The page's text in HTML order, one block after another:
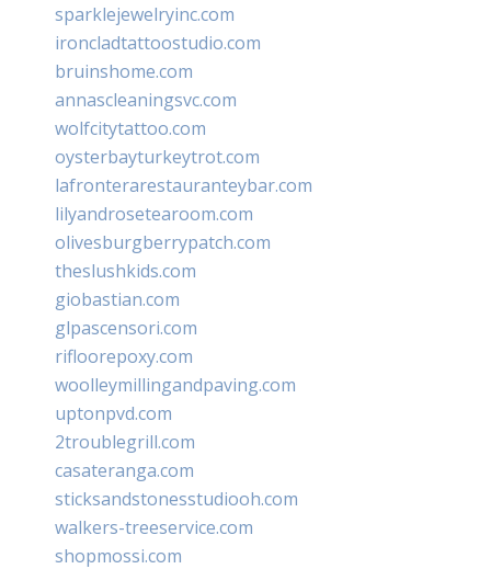
sparklejewelryinc.com
ironcladtattoostudio.com
bruinshome.com
annascleaningsvc.com
wolfcitytattoo.com
oysterbayturkeytrot.com
lafronterarestauranteybar.com
lilyandrosetearoom.com
olivesburgberrypatch.com
theslushkids.com
giobastian.com
glpascensori.com
rifloorepoxy.com
woolleymillingandpaving.com
uptonpvd.com
2troublegrill.com
casateranga.com
sticksandstonesstudiooh.com
walkers-treeservice.com
shopmossi.com